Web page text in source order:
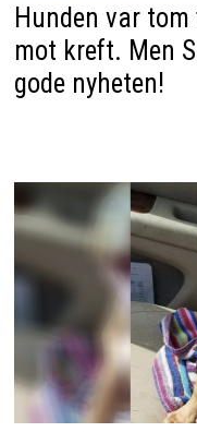
Hunden var
mot kreft. Men
gode nyheten!